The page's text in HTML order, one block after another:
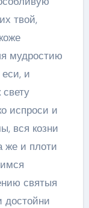
твой,
мудростию
и
испроси и
вся козни
же и плоти
святыя
достойни